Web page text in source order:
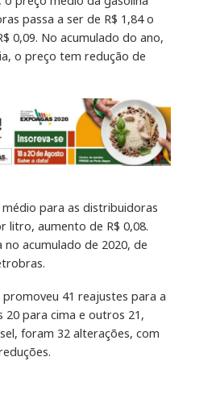
passa a ser de R$ 1,84 o
0,09. No acumulado do ano,
o preço tem redução de
para as distribuidoras
litro, aumento de R$ 0,08.
no acumulado de 2020, de
promoveu 41 reajustes para a
20 para cima e outros 21,
foram 32 alterações, com